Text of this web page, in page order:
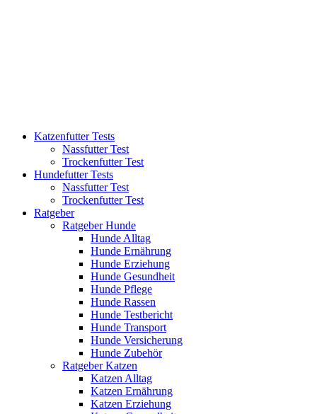
Katzenfutter Tests
Nassfutter Test
Trockenfutter Test
Hundefutter Tests
Nassfutter Test
Trockenfutter Test
Ratgeber
Ratgeber Hunde
Hunde Alltag
Hunde Ernährung
Hunde Erziehung
Hunde Gesundheit
Hunde Pflege
Hunde Rassen
Hunde Testbericht
Hunde Transport
Hunde Versicherung
Hunde Zubehör
Ratgeber Katzen
Katzen Alltag
Katzen Ernährung
Katzen Erziehung